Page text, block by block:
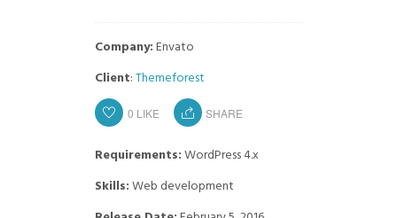
Company:Envato
Client:Themeforest
0 LIKE SHARE
Requirements:WordPress 4.x
Skills:Web development